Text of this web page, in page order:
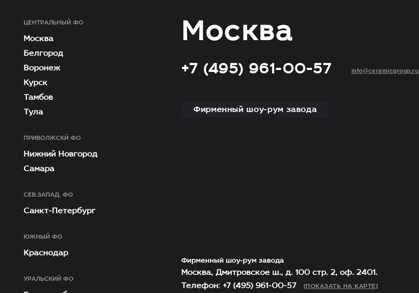
ЦЕНТРАЛЬНЫЙ ФО
Москва
Белгород
Воронеж
Курск
Тамбов
Тула
ПРИВОЛЖСКЙ ФО
Нижний Новгород
Самара
СЕВ.ЗАПАД. ФО
Санкт-Петербург
ЮЖНЫЙ ФО
Краснодар
УРАЛЬСКИЙ ФО
Москва
+7 (495) 961-00-57 info@ceramicgroup.ru
Фирменный шоу-рум завода
Фирменный шоу-рум завода
Москва, Дмитровское ш., д. 100 стр. 2, оф. 2401.
Телефон: +7 (495) 961-00-57
[ПОКАЗАТЬ НА КАРТЕ]